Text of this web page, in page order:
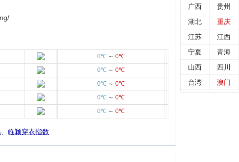
0℃ ～ 0℃
0℃ ～ 0℃
0℃ ～ 0℃
0℃ ～ 0℃
0℃ ～ 0℃
临颍穿衣指数
广西
贵州
湖北
重庆
江苏
江西
宁夏
青海
山西
四川
台湾
澳门